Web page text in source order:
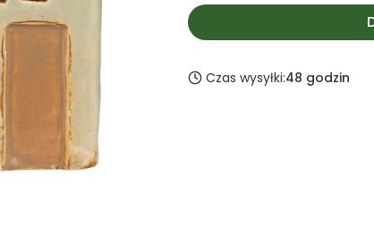
Czas wysyłki:48 godzin